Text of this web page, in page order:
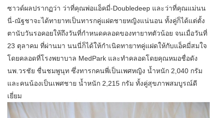
ซาวด์ผลปรากฏว่า ว่าที่คุณพ่อแอ็คมี่-Doubledeep และว่าที่คุณแม่นน
นี่-ณัฐชาจะได้ทายาทเป็นทารกคู่แฝดชายหญิงแน่นอน ทั้งคู่ก็ได้แต่ตั้ง
ตานับวันรอคอยให้ถึงวันที่กำหนดคลอดของทายาทตัวน้อย จนเมื่อวันที่
23 ตุลาคม ที่ผ่านมา นนนี่ก็ได้ให้กำเนิดทายาทคู่แฝดให้กับแอ็คมี่สมใจ
โดยคลอดที่โรงพยาบาล MedPark และทำคลอดโดยคุณหมอชื่อดัง
นพ.วรชัย ชื่นชมพูนุท ซึ่งทารกคนพี่เป็นเพศหญิง น้ำหนัก 2,040 กรัม
และคนน้องเป็นเพศชาย น้ำหนัก 2,215 กรัม ทั้งคู่สุขภาพสมบูรณ์ดี
เยี่ยม